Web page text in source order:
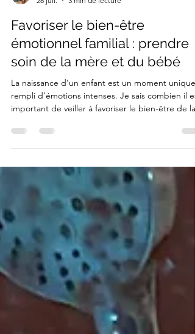
28 juil.
3 min de lecture
Favoriser le bien-être
émotionnel familial : prendre
soin de la mère et du bébé
La naissance d’un enfant est un moment unique,
important de veiller à favoriser le bien-être de la
mère et du bébé